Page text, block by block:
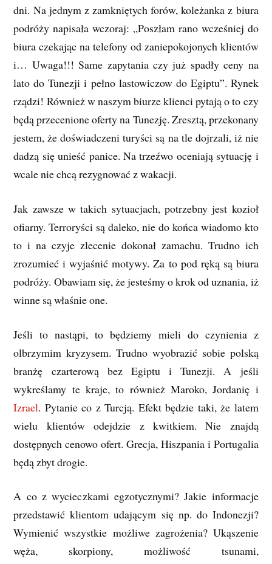
dni. Na jednym z zamkniętych forów, koleżanka z biura
podróży napisała wczoraj: „Poszłam rano wcześniej do
biura czekając na telefony od zaniepokojonych klientów
i… Uwaga!!! Same zapytania czy już spadły ceny na
lato do Tunezji i pełno lastowiczow do Egiptu”. Rynek
rządzi! Również w naszym biurze klienci pytają o to czy
będą przecenione oferty na Tunezję. Zresztą, przekonany
jestem, że doświadczeni turyści są na tle dojrzali, iż nie
dadzą się unieść panice. Na trzeźwo oceniają sytuację i
wcale nie chcą rezygnować z wakacji.
Jak zawsze w takich sytuacjach, potrzebny jest kozioł
ofiarny. Terroryści są daleko, nie do końca wiadomo kto
to i na czyje zlecenie dokonał zamachu. Trudno ich
zrozumieć i wyjaśnić motywy. Za to pod ręką są biura
podróży. Obawiam się, że jesteśmy o krok od uznania, iż
winne są właśnie one.
Jeśli to nastąpi, to będziemy mieli do czynienia z
olbrzymim kryzysem. Trudno wyobrazić sobie polską
branżę czarterową bez Egiptu i Tunezji. A jeśli
wykreślamy te kraje, to również Maroko, Jordanię i
Izrael. Pytanie co z Turcją. Efekt będzie taki, że latem
wielu klientów odejdzie z kwitkiem. Nie znajdą
dostępnych cenowo ofert. Grecja, Hiszpania i Portugalia
będą zbyt drogie.
A co z wycieczkami egzotycznymi? Jakie informacje
przedstawić klientom udającym się np. do Indonezji?
Wymienić wszystkie możliwe zagrożenia? Ukąszenie
węża, skorpiony, możliwość tsunami,